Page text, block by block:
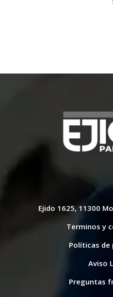
Ejido 1625, 11300
Terminos y
Políticas de
Aviso
Preguntas